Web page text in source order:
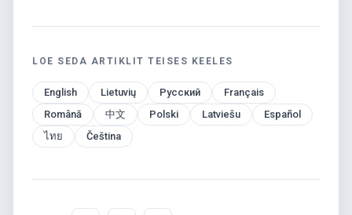
LOE SEDA ARTIKLIT TEISES KEELES
English Lietuvių Русский
Français
Română
中文 Polski Latviešu
Español
ไทย
Čeština